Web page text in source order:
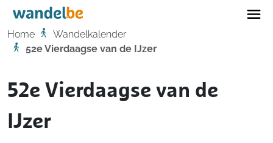
Home
Home
Wandelkalender
52e Vierdaagse van de IJzer
52e Vierdaagse van de
IJzer